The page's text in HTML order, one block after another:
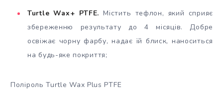
Turtle Wax+ PTFE. Містить тефлон, який сприяє
збереженню результату до 4 місяців. Добре
освіжає чорну фарбу, надає їй блиск, наноситься
на будь-яке покриття;
Поліроль Turtle Wax Plus PTFE